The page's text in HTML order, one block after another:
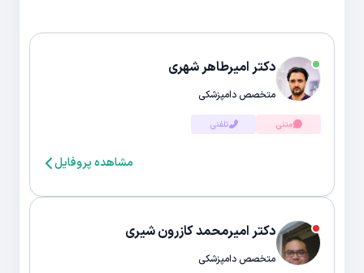
دکتر امیرطاهر شهری
متخصص دامپزشکی
متنی تلفنی
مشاهده پروفایل
دکتر امیرمحمد کازرون شیری
متخصص دامپزشکی